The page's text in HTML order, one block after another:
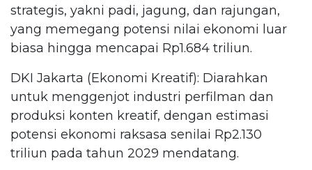
strategis, yakni padi, jagung, dan rajungan,
yang memegang potensi nilai ekonomi luar
biasa hingga mencapai Rp1.684 triliun.
DKI Jakarta (Ekonomi Kreatif): Diarahkan
untuk menggenjot industri perfilman dan
produksi konten kreatif, dengan estimasi
potensi ekonomi raksasa senilai Rp2.130
triliun pada tahun 2029 mendatang.